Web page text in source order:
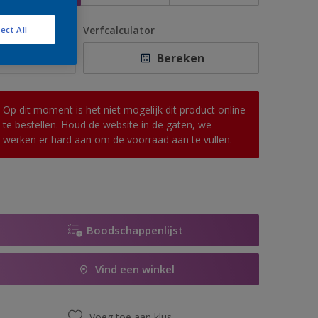
Verfcalculator
Bereken
Op dit moment is het niet mogelijk dit product online
te bestellen. Houd de website in de gaten, we
werken er hard aan om de voorraad aan te vullen.
Boodschappenlijst
Vind een winkel
All